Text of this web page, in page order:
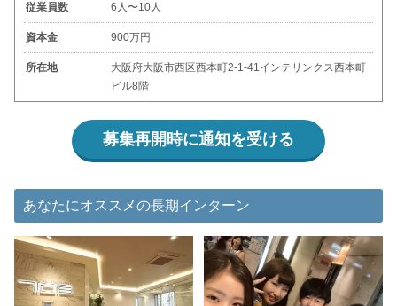
従業員数 6人〜10人
資本金 900万円
所在地
大阪府大阪市西区西本町2-1-41インテリンクス西本町
ビル8階
募集再開時に通知を受ける
あなたにオススメの長期インターン